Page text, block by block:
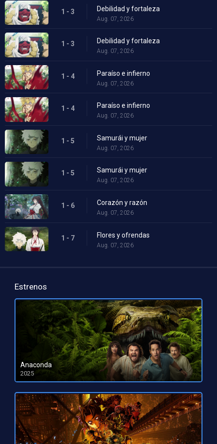
1 - 3 Debilidad y fortaleza
Aug. 07, 2026
1 - 3 Debilidad y fortaleza
Aug. 07, 2026
1 - 4 Paraíso e infierno
Aug. 07, 2026
1 - 4 Paraíso e infierno
Aug. 07, 2026
1 - 5 Samurái y mujer
Aug. 07, 2026
1 - 5 Samurái y mujer
Aug. 07, 2026
1 - 6 Corazón y razón
Aug. 07, 2026
1 - 7 Flores y ofrendas
Aug. 07, 2026
Estrenos
Anaconda
2025
HD 1080pHD 720p